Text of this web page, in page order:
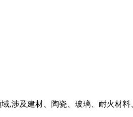
,涉及建材、陶瓷、玻璃、耐火材